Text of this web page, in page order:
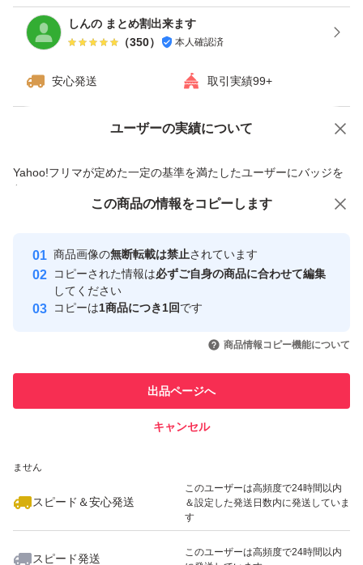
しんの まとめ割出来ます
（350） 本人確認済
安心発送 取引実績99+
ユーザーの実績について
Yahoo!フリマが定めた一定の基準を満たしたユーザーにバッジを
付与しています
安心取引出品者
心・安全なユーザーです
取引実績
引を完了させた実績があります
での取引実績があります
ません
スピード＆安心発送
このユーザーは高頻度で24時間以内
＆設定した発送日数内に発送していま
す
スピード発送
このユーザーは高頻度で24時間以内
価格の相談 商品への質問
この商品の情報をコピーします
商品画像の無断転載は禁止されています
コピーされた情報は必ずご自身の商品に合わせて編集
してください
コピーは1商品につき1回です
商品情報コピー機能について
出品ページへ
キャンセル
この商品をみている人にオススメ